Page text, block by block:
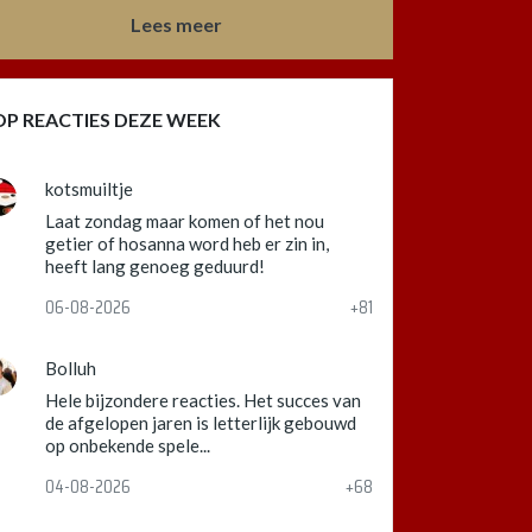
Lees meer
REACTIES DEZE WEEK
kotsmuiltje
Laat zondag maar komen of het nou
getier of hosanna word heb er zin in,
heeft lang genoeg geduurd!
06-08-2026 +81
Bolluh
Hele bijzondere reacties. Het succes van
de afgelopen jaren is letterlijk gebouwd
op onbekende spele...
04-08-2026 +68